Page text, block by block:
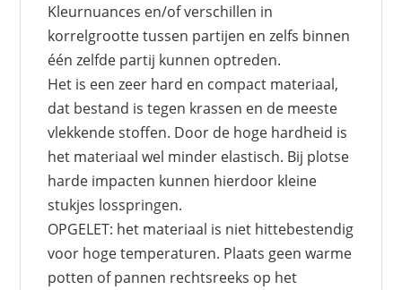
Kleurnuances en/of verschillen in
korrelgrootte tussen partijen en zelfs binnen
één zelfde partij kunnen optreden.
Het is een zeer hard en compact materiaal,
dat bestand is tegen krassen en de meeste
vlekkende stoffen. Door de hoge hardheid is
het materiaal wel minder elastisch. Bij plotse
harde impacten kunnen hierdoor kleine
stukjes losspringen.
OPGELET: het materiaal is niet hittebestendig
voor hoge temperaturen. Plaats geen warme
potten of pannen rechtsreeks op het